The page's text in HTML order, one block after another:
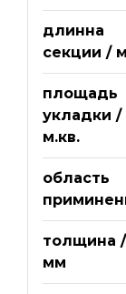
длинна
секции /
площадь
укладки /
м.кв.
область
толщина /
мм